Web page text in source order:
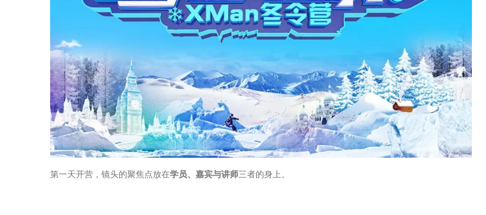
第一天开营，镜头的聚焦点放在学员、嘉宾与讲师三者的身上。